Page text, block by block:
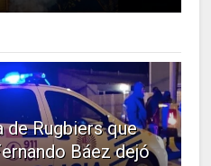
de Rugbiers que
Báez dejó